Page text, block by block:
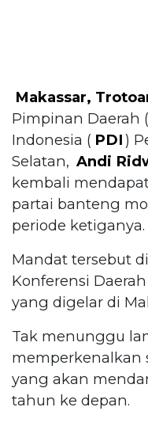
Makassar,
Pimpinan Daerah
Indonesia ( PDI)
Selatan, Andi
kembali
partai banteng
periode ketiganya.
Mandat tersebut
Konferensi
yang digelar di
Tak menunggu
memperkenalkan
yang akan
tahun ke depan.